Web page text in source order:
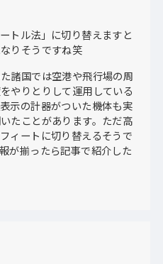
トル法」に切り替えますと
りそうですね笑
諸国では空港や飛行場の周
やりとりして運用している
示の計器がついた機体も実
たことがあります。ただ高
ィートに切り替えるそうで
が揃ったら記事で紹介した